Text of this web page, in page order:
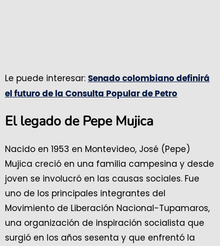
Le puede interesar: Senado colombiano definirá
el futuro de la Consulta Popular de Petro
El legado de Pepe Mujica
Nacido en 1953 en Montevideo, José (Pepe)
Mujica creció en una familia campesina y desde
joven se involucró en las causas sociales. Fue
uno de los principales integrantes del
Movimiento de Liberación Nacional-Tupamaros,
una organización de inspiración socialista que
surgió en los años sesenta y que enfrentó la